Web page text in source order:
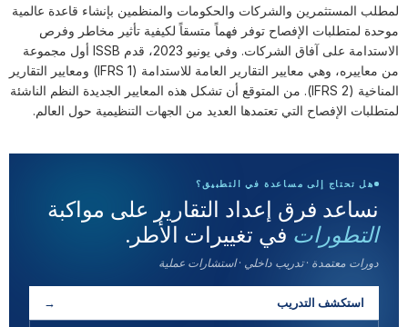
لمطلب المستثمرين والشركات والحكومات والمنظمين بإنشاء قاعدة عالمية
موحدة لمتطلبات الإفصاح توفر فهماً متسقاً لكيفية تأثير مخاطر وفرص
الاستدامة على آفاق الشركات. وفي يونيو 2023، قدم ISSB أول مجموعة
من معاييره، وهي معايير التقارير العامة للاستدامة (IFRS 1) ومعايير التقارير
المناخية (IFRS 2). من المتوقع أن تشكل هذه المعايير الجديدة النظم الناشئة
لمتطلبات الإفصاح التي تعتمدها العديد من الجهات التنظيمية حول العالم.
هل تحتاج إلى مساعدة في التطبيق؟
نساعد فرق إعداد التقارير على مواكبة
التطورات في تغييرات الأطر.
دورات معتمدة · تدريب داخلي · استشارات عملية
استكشف التدريب →